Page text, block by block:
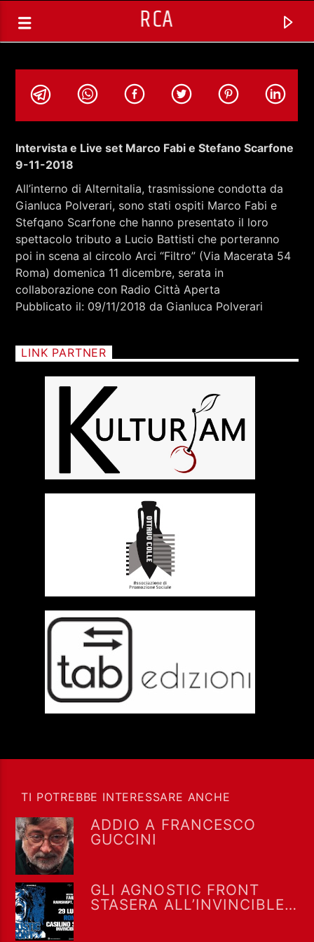
RCA
TRACCIA CORRENTE
ALTERNITALIA CON GIANLUCA
+393401974468
Sostieni Radio Città Aperta
Intervista e Live set Marco Fabi e Stefano Scarfone
9-11-2018
All’interno di Alternitalia, trasmissione condotta da
Gianluca Polverari, sono stati ospiti Marco Fabi e
Stefqano Scarfone che hanno presentato il loro
spettacolo tributo a Lucio Battisti che porteranno
poi in scena al circolo Arci “Filtro” (Via Macerata 54
Roma) domenica 11 dicembre, serata in
collaborazione con Radio Città Aperta
Pubblicato il: 09/11/2018 da Gianluca Polverari
LINK PARTNER
TI POTREBBE INTERESSARE ANCHE
ADDIO A FRANCESCO
GUCCINI
GLI AGNOSTIC FRONT
STASERA ALL’INVINCIBLE